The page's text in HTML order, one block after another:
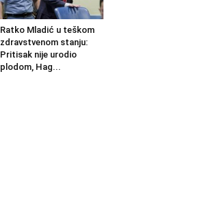
Ratko Mladić u teškom
zdravstvenom stanju:
Pritisak nije urodio
plodom, Hag...